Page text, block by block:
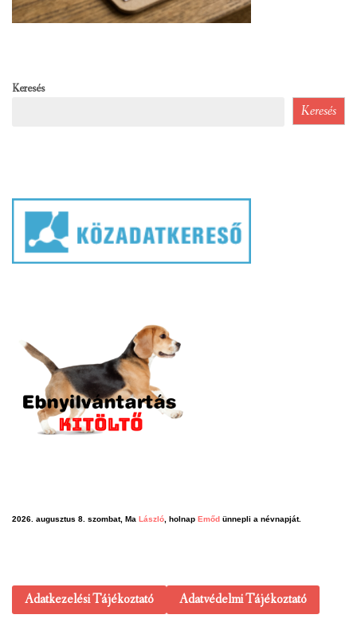
Keresés
Keresés
2026. augusztus 8. szombat, Ma László, holnap Emőd ünnepli a névnapját.
Adatkezelési Tájékoztató Adatvédelmi Tájékoztató